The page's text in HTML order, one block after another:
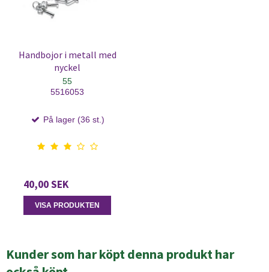
Handbojor i metall med
nyckel
55
5516053
På lager (36 st.)
40,00 SEK
VISA PRODUKTEN
Kunder som har köpt denna produkt har